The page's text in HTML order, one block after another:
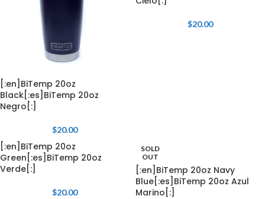
[:en]BiTemp 20oz
Black[:es]BiTemp 20oz
Negro[:]
$20.00
$20.00
[:en]BiTemp 20oz
Green[:es]BiTemp 20oz
Verde[:]
$20.00
SOLD
OUT
[:en]BiTemp 20oz Navy
Blue[:es]BiTemp 20oz Azul
Marino[:]